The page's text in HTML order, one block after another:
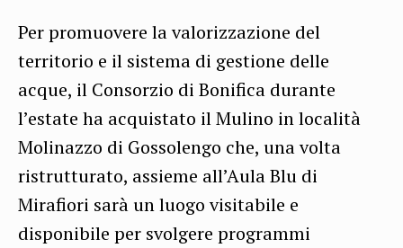
Per promuovere la valorizzazione del
territorio e il sistema di gestione delle
acque, il Consorzio di Bonifica durante
l’estate ha acquistato il Mulino in località
Molinazzo di Gossolengo che, una volta
ristrutturato, assieme all’Aula Blu di
Mirafiori sarà un luogo visitabile e
disponibile per svolgere programmi